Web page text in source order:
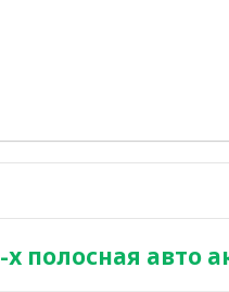
полосная авто